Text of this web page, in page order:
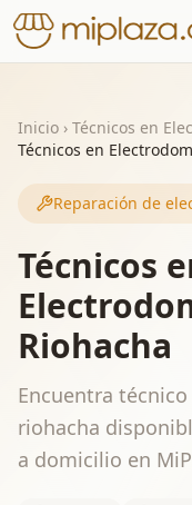
Inicio › Técnicos en
Técnicos en
Reparación de
Técnicos
Riohacha
Encuentra
riohacha
a domicilio en